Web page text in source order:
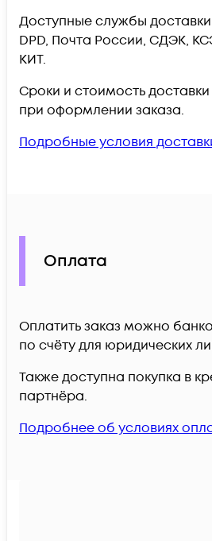
Доступные службы
DPD, Почта России, СДЭК,
КИТ.
Сроки и стоимость
при оформлении заказа.
Подробные условия
Оплата
Оплатить заказ можно
по счёту для юридических
Также доступна покупка в
партнёра.
Подробнее об условиях